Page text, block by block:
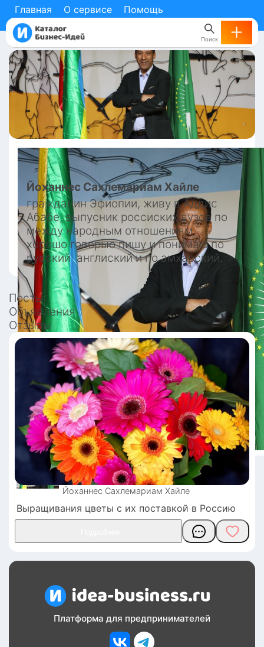
Главная О сервисе Помощь
Поиск
Йоханнес Сахлемариам Хайле
гражданин Эфиопии, живу в Аддис
Абабе, выпусник россиских вузов по
между народным отношениям,
хорошо говорью пишу и понимаю по
русский  англиский и по амхaрский.
Посты
Объявления
Отзывы
Йоханнес Сахлемариам Хайле
Выращивания цветы с их поставкой в Россию
Платформа для предпринимателей